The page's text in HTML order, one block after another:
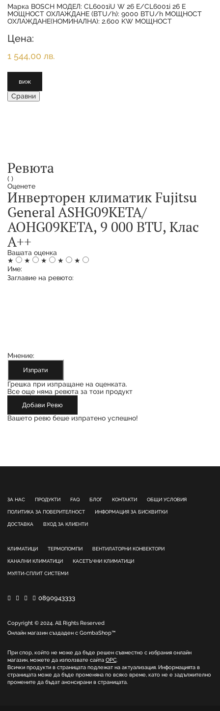
Марка BOSCH МОДЕЛ: CL6001iU W 26 E/CL6001i 26 E
МОЩНОСТ ОХЛАЖДАНЕ (BTU/h): 9000 BTU/h МОЩНОСТ
ОХЛАЖДАНЕ(НОМИНАЛНА): 2.600 KW МОЩНОСТ
Цена:
1 544,00 лв.
виж
Сравни
Ревюта
( )
Оценете
Инверторен климатик Fujitsu
General ASHG09KETA/
AOHG09KETA, 9 000 BTU, Клас
А++
Вашата оценка
★
★ ★ ★
★
Име:
Заглавие на ревюто:
Мнение:
Изпрати
Грешка при изпращане на оценката.
Все още няма ревюта за този продукт
Добави Ревю
Вашето ревю беше изпратено успешно!
ЗА НАС ПРОДУКТИ FAQ БЛОГ КОНТАКТИ ОБЩИ УСЛОВИЯ
ПОЛИТИКА ЗА ПОВЕРИТЕЛНОСТ ИНФОРМАЦИЯ ЗА БИСКВИТКИ
ДОСТАВКА ВХОД ЗА КЛИЕНТИ
КЛИМАТИЦИ ТЕРМОПОМПИ ВЕНТИЛАТОРНИ КОНВЕКТОРИ
КАНАЛНИ КЛИМАТИЦИ КАСЕТЪЧНИ КЛИМАТИЦИ
МУЛТИ-СПЛИТ СИСТЕМИ
0890943333
Copyright © 2024. All Rights Reserved
Онлайн магазин създаден с GombaShop™
При спор, който не може да бъде решен съвместно с избрания онлайн
магазин, можете да използвате сайта ОРС.
Всички продукти в страницата подлежат на актуализация. Информацията в
страницата може да бъде променяна по всяко време, като не е задължително
промените да бъдат анонсирани в страницата.